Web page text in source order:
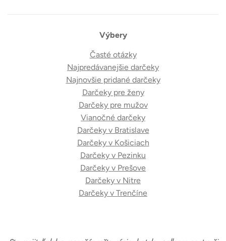
Výbery
Časté otázky
Najpredávanejšie darčeky
Najnovšie pridané darčeky
Darčeky pre ženy
Darčeky pre mužov
Vianočné darčeky
Darčeky v Bratislave
Darčeky v Košiciach
Darčeky v Pezinku
Darčeky v Prešove
Darčeky v Nitre
Darčeky v Trenčíne